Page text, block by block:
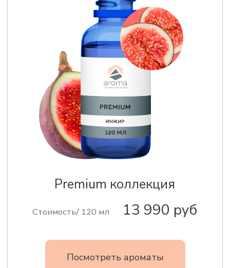
8 800 500 79 01
Звонок бесплатный по РФ